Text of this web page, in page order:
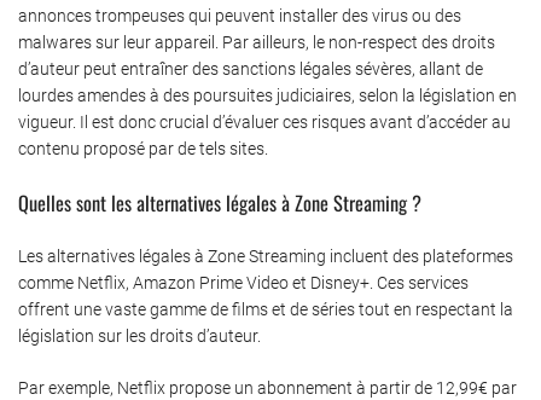
annonces trompeuses qui peuvent installer des virus ou des
malwares sur leur appareil. Par ailleurs, le non-respect des droits
d’auteur peut entraîner des sanctions légales sévères, allant de
lourdes amendes à des poursuites judiciaires, selon la législation en
vigueur. Il est donc crucial d’évaluer ces risques avant d’accéder au
contenu proposé par de tels sites.
Quelles sont les alternatives légales à Zone Streaming ?
Les alternatives légales à Zone Streaming incluent des plateformes
comme Netflix, Amazon Prime Video et Disney+. Ces services
offrent une vaste gamme de films et de séries tout en respectant la
législation sur les droits d’auteur.
Par exemple, Netflix propose un abonnement à partir de 12,99€ par